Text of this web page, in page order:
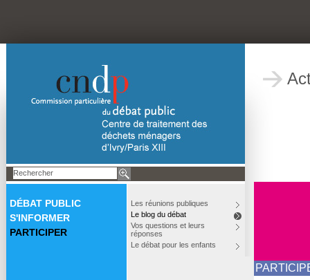
DÉBAT PUBLIC
S'INFORMER
PARTICIPER
Les réunions publiques
Le blog du débat
Vos questions et leurs
réponses
Le débat pour les enfants